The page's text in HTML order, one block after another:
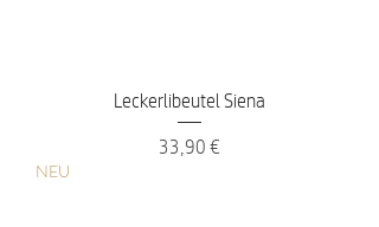
Leckerlibeutel Siena
Preis
33,90 €
NEU